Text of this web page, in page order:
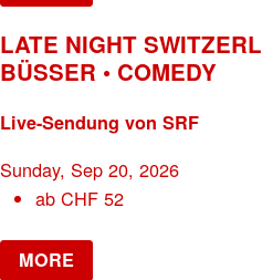
LATE NIGHT
BÜSSER • COMEDY
Live-Sendung von SRF
Sunday, Sep 20, 2026
abCHF 52
MORE